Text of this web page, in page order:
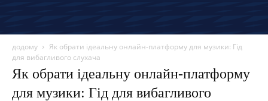
додому
Як обрати ідеальну онлайн-платформу для музики: Гід
для вибагливого слухача
Як обрати ідеальну онлайн-платформу
для музики: Гід для вибагливого